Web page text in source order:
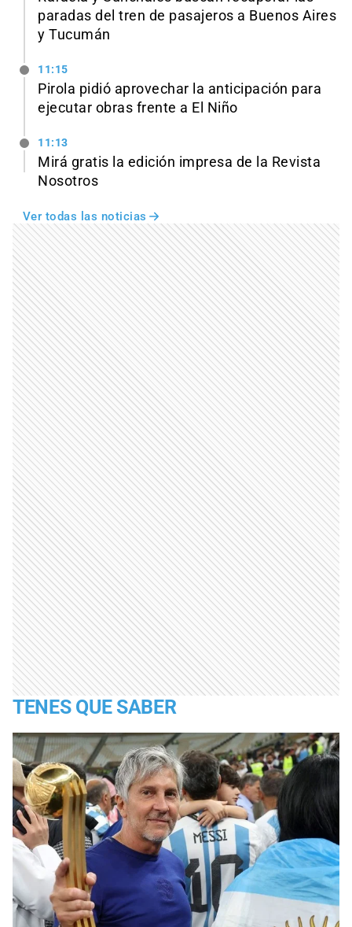
paradas del tren de pasajeros a Buenos Aires
y Tucumán
11:15
Pirola pidió aprovechar la anticipación para
ejecutar obras frente a El Niño
11:13
Mirá gratis la edición impresa de la Revista
Nosotros
Ver todas las noticias
TENES QUE SABER